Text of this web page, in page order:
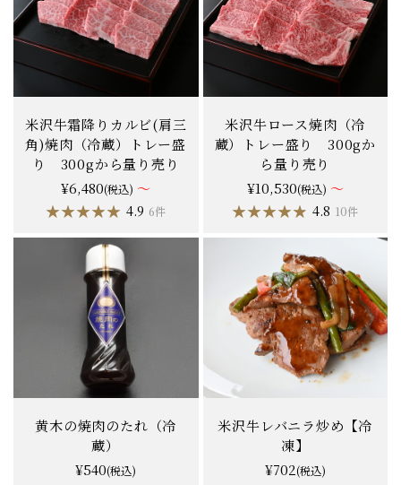
米沢牛霜降りカルビ(肩三
角)焼肉（冷蔵）トレー盛
り 300gから量り売り
¥6,480(税込) ～
★★★★★
★★★★★ 4.9 6件
米沢牛ロース焼肉（冷
蔵）トレー盛り 300gか
ら量り売り
¥10,530(税込) ～
★★★★★
★★★★★ 4.8 10件
黄木の焼肉のたれ（冷
蔵）
¥540(税込)
米沢牛レバニラ炒め【冷
凍】
¥702(税込)